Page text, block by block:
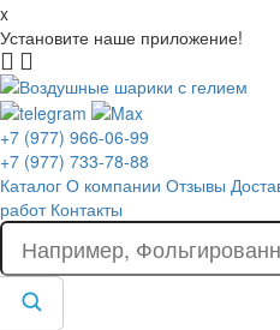
x
Установите наше приложение!
+7 (977) 966-06-99
+7 (977) 733-78-88
Каталог О компании Отзывы
работ Контакты